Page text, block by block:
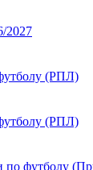
2027
(РПЛ)
(РПЛ)
по футболу